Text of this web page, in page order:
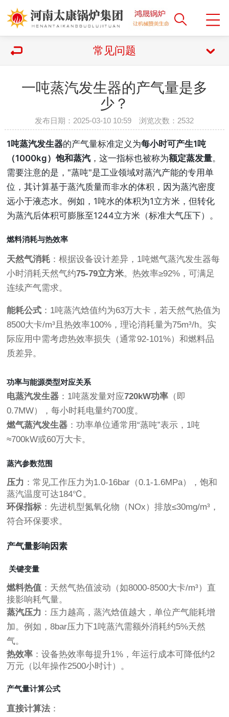
常见问题
一吨蒸汽发生器的产气量是多
少？
发布日期：2025-03-10 10:59 浏览次数： 2532
1吨蒸汽发生器的产气量标准定义为每小时可产生1吨
（1000kg）饱和蒸汽 ，这一指标也被称为额定蒸发量。
需要注意的是，"蒸吨"是工业领域对蒸汽产能的专用单
位，其计算基于蒸汽质量而非水的体积，因为蒸汽密度
远小于液态水。例如，1吨水的体积为1立方米，但转化
为蒸汽后体积可膨胀至1244立方米（标准大气压下）。
燃料消耗与热效率
天然气消耗 ：根据设备设计差异，1吨燃气蒸汽发生器每
小时消耗天然气约75-79立方米。热效率≥92%，可满足
连续产气需求。
能耗公式 ：1吨蒸汽焓值约为63万大卡，若天然气热值为
8500大卡/m³且热效率100%，理论消耗量为75m³/h。实
际应用中需考虑热效率损失（通常92-101%）和燃料品
质差异。
功率与能源类型对应关系
电蒸汽发生器 ：1吨蒸发量对应720kW功率 （即
0.7MW），每小时耗电量约700度。
燃气蒸汽发生器 ：功率单位通常用“蒸吨”表示，1吨
≈700kW或60万大卡。
蒸汽参数范围
压力 ：常见工作压力为1.0-16bar（0.1-1.6MPa），饱和
蒸汽温度可达184℃。
环保指标 ：先进机型氮氧化物（NOx）排放≤30mg/m³，
符合环保要求。
产气量影响因素
关键变量
燃料热值 ：天然气热值波动（如8000-8500大卡/m³）直
接影响耗气量。
蒸汽压力 ：压力越高，蒸汽焓值越大，单位产气能耗增
加。例如，8bar压力下1吨蒸汽需额外消耗约5%天然
气。
热效率 ：设备热效率每提升1%，年运行成本可降低约2
万元（以年操作2500小时计）。
产气量计算公式
直接计算法 ：